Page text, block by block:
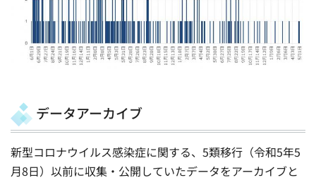
データアーカイブ
新型コロナウイルス感染症に関する、5類移行（令和5年5
月8日）以前に収集・公開していたデータをアーカイブと